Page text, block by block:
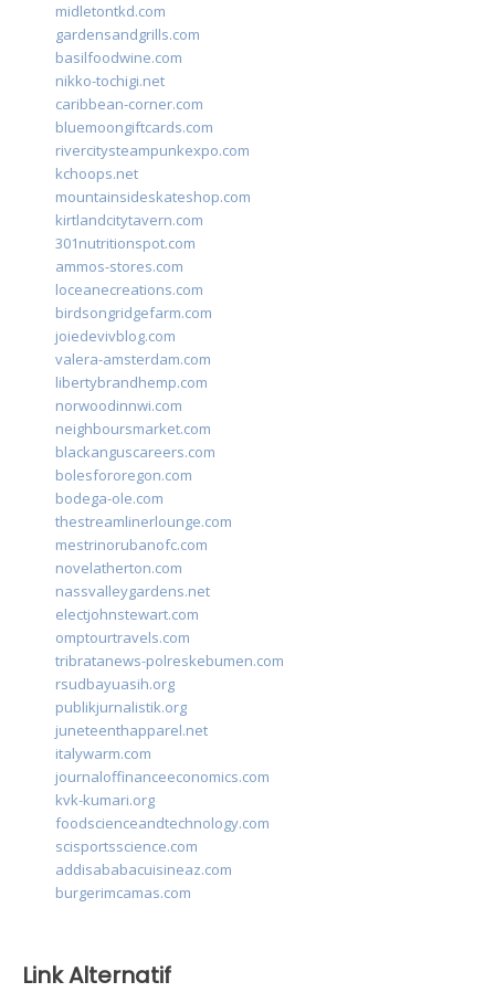
midletontkd.com
gardensandgrills.com
basilfoodwine.com
nikko-tochigi.net
caribbean-corner.com
bluemoongiftcards.com
rivercitysteampunkexpo.com
kchoops.net
mountainsideskateshop.com
kirtlandcitytavern.com
301nutritionspot.com
ammos-stores.com
loceanecreations.com
birdsongridgefarm.com
joiedevivblog.com
valera-amsterdam.com
libertybrandhemp.com
norwoodinnwi.com
neighboursmarket.com
blackanguscareers.com
bolesfororegon.com
bodega-ole.com
thestreamlinerlounge.com
mestrinorubanofc.com
novelatherton.com
nassvalleygardens.net
electjohnstewart.com
omptourtravels.com
tribratanews-polreskebumen.com
rsudbayuasih.org
publikjurnalistik.org
juneteenthapparel.net
italywarm.com
journaloffinanceeconomics.com
kvk-kumari.org
foodscienceandtechnology.com
scisportsscience.com
addisababacuisineaz.com
burgerimcamas.com
Link Alternatif